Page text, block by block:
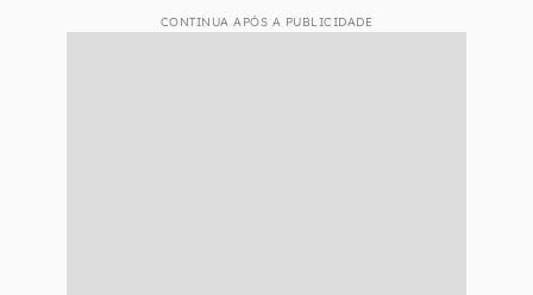
CONTINUA APÓS A PUBLICIDADE